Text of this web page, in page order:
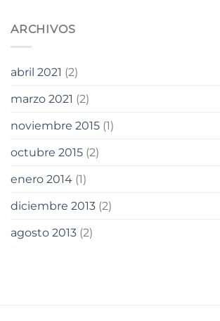
ARCHIVOS
abril 2021 (2)
marzo 2021 (2)
noviembre 2015 (1)
octubre 2015 (2)
enero 2014 (1)
diciembre 2013 (2)
agosto 2013 (2)